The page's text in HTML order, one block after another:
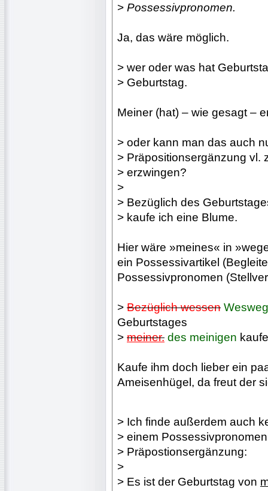
> Possessivpronomen.
Ja, das wäre möglich.
> wer oder was hat
> Geburtstag.
Meiner (hat) – wie gesagt –
> oder kann man das auch
> Präpositionsergänzung vl.
> erzwingen?
>
> Bezüglich des
> kaufe ich eine Blume.
Hier wäre »meines« in
ein Possessivartikel
Possessivpronomen
> Bezüglich wessen
Geburtstages
> meiner. des meinigen
Kaufe ihm doch lieber ein
Ameisenhügel, da freut der
> Ich finde außerdem auch
> einem
> Präpostionsergänzung:
>
> Es ist der Geburtstag von